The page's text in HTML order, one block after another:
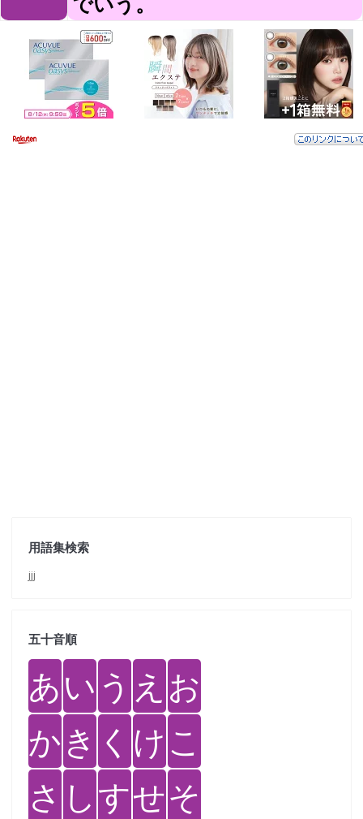
用語集検索
jjj
五十音順
あい う え お
かき く けこ
さ しすせそ